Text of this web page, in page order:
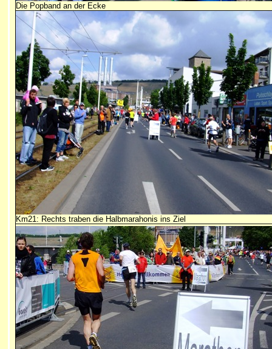
Die Popband an der Ecke
Km21: Rechts traben die Halbmarahonis ins Ziel